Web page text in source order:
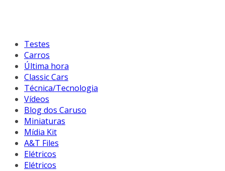
Testes
Carros
Última hora
Classic Cars
Técnica/Tecnologia
Vídeos
Blog dos Caruso
Miniaturas
Mídia Kit
A&T Files
Elétricos
Elétricos